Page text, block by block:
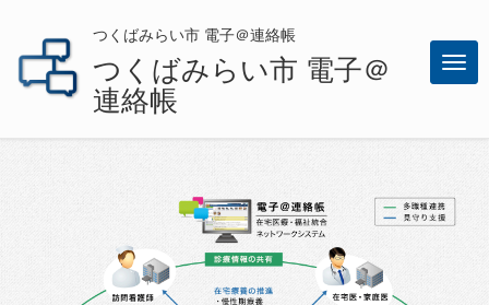
つくばみらい市 電子＠連絡帳
つくばみらい市 電子＠
連絡帳
メ